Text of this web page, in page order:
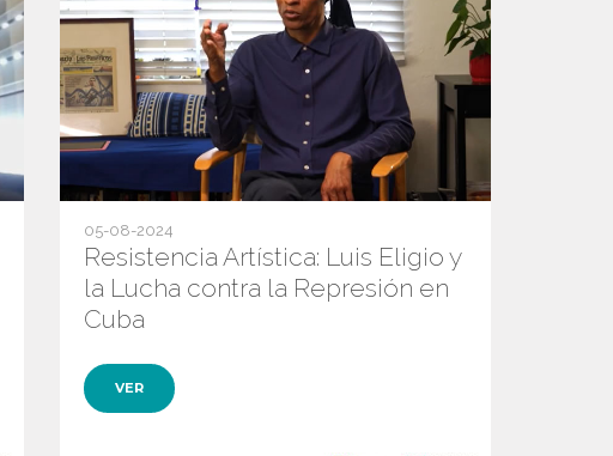
05-08-2024
Resistencia Artística: Luis Eligio y
la Lucha contra la Represión en
Cuba
VER